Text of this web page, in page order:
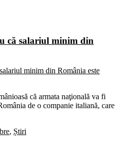
că salariul minim din
că armata naţională va fi
de o companie italiană, care
, Știri